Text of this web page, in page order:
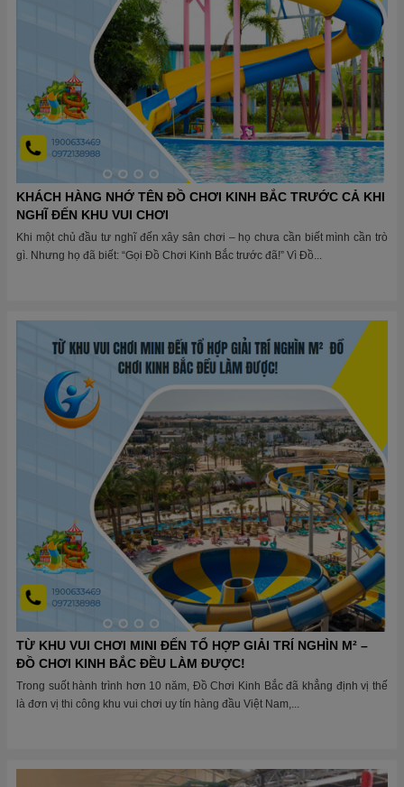
KHÁCH HÀNG NHỚ TÊN ĐỒ CHƠI KINH BẮC TRƯỚC CẢ KHI
NGHĨ ĐẾN KHU VUI CHƠI
Khi một chủ đầu tư nghĩ đến xây sân chơi – họ chưa cần biết mình cần trò
gì. Nhưng họ đã biết: “Gọi Đồ Chơi Kinh Bắc trước đã!” Vì Đồ...
TỪ KHU VUI CHƠI MINI ĐẾN TỔ HỢP GIẢI TRÍ NGHÌN M² –
ĐỒ CHƠI KINH BẮC ĐỀU LÀM ĐƯỢC!
Trong suốt hành trình hơn 10 năm, Đồ Chơi Kinh Bắc đã khẳng định vị thế
là đơn vị thi công khu vui chơi uy tín hàng đầu Việt Nam,...